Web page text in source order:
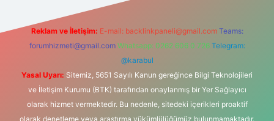
Reklam ve İletişim: E-mail: backlinkpaneli@gmail.com Teams:
forumhizmeti@gmail.com Whatsapp: 0262 606 0 726 Telegram:
@karabul
Yasal Uyarı: Sitemiz, 5651 Sayılı Kanun gereğince Bilgi Teknolojileri
ve İletişim Kurumu (BTK) tarafından onaylanmış bir Yer Sağlayıcı
olarak hizmet vermektedir. Bu nedenle, sitedeki içerikleri proaktif
olarak denetleme veya araştırma yükümlülüğümüz bulunmamaktadır.